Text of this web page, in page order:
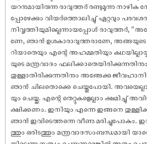
യറനുമായിരുന്ന രാവുത്തർ രണ്ടുമൂന്നു നാഴിക
പ്പോഴേക്കും വിയർത്തൊലിച്ചു് ഏറ്റവും
നിവൃത്തിയുമില്ലെന്നായപ്പോൾ രാവുത്തർ,
ണേ, ഞാൻ ഉശകാരാവുത്തരാണേ,
റിയാതെയും എന്റെ അഹമ്മതിയും
യുടെ മന്ത്രവാദം
തുള്ളാതിരിക്കുന്നതിനും അങ്ങേക്കു
ഞാൻ ചിലതൊക്കെ ചെയ്തുപോയി.
യും ചെയ്തു. എന്റെ തെറ്റുകളെല്ലാം ക്ഷമിച്ചു്
ക്ഷിക്കണം. ഇനിയും എന്നെ ഇങ്ങനെ
ഞാൻ ഇവിടെത്തന്നെ വീണു മരിച്ചുപോകും.
ത്തും ഒരിടത്തും മന്ത്രവാദസംബന്ധമായി